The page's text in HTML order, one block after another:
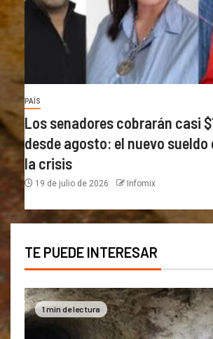
PAÍS
Los senadores cobrarán casi
desde agosto: el nuevo sueldo
la crisis
19 de julio de 2026 Infomix
TE PUEDE INTERESAR
1 min de lectura